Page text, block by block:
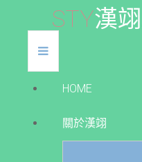
STY漢翊
HOME
關於漢翊